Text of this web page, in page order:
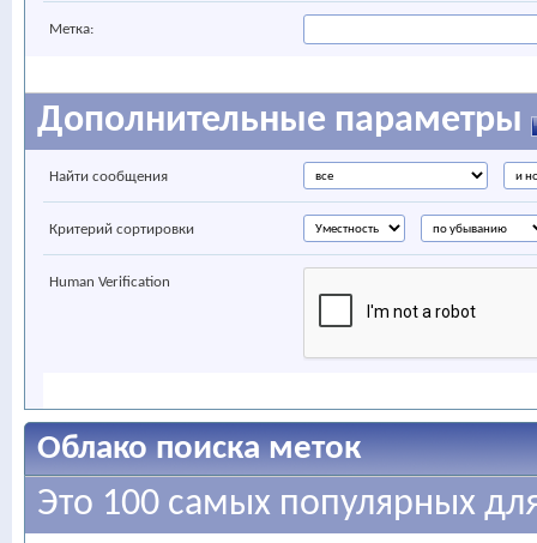
Метка:
Дополнительные параметры
Найти сообщения
Критерий сортировки
Human Verification
Облако поиска меток
Это 100 самых популярных